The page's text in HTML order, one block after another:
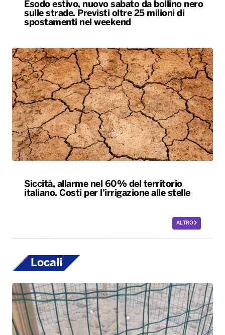
Esodo estivo, nuovo sabato da bollino nero
sulle strade. Previsti oltre 25 milioni di
spostamenti nel weekend
Siccità, allarme nel 60% del territorio
italiano. Costi per l’irrigazione alle stelle
ALTRO
Locali